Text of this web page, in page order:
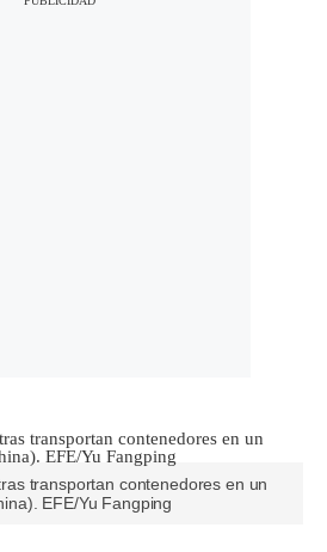
transportan contenedores en un
EFE/Yu Fangping